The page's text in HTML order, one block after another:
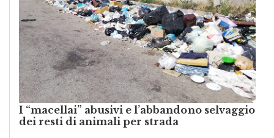
I “macellai” abusivi e l’abbandono selvaggio
dei resti di animali per strada